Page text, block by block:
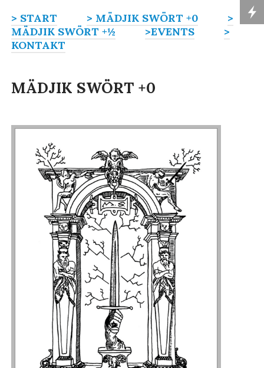
> START > MÄDJIK SWÖRT +0
>
MÄDJIK SWÖRT +½
>EVENTS
>
KONTAKT
MÄDJIK SWÖRT +0